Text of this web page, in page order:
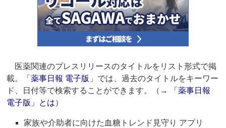
医薬関連のプレスリリースのタイトルをリスト形式で掲
載。「薬事日報 電子版 」では、過去のタイトルをキーワー
ド、日付等で検索することができます。（→
「薬事日報
電子版」とは）
家族や介助者に向けた血糖トレンド見守り アプリ